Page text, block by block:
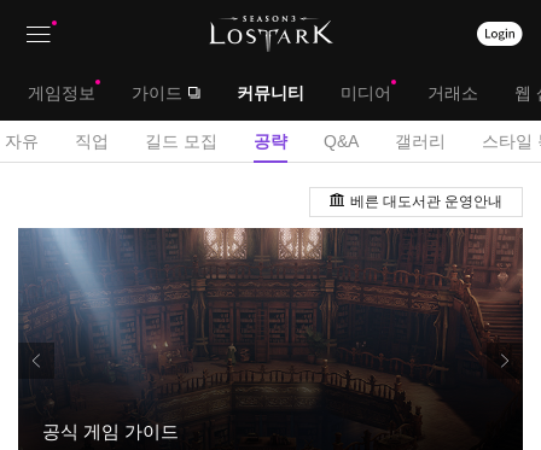
뉴
대
메
게임정보 가이드 커뮤니티 미디어 거래소 웹
서
메
뉴
자유 직업 길드 모집 공략 Q&A 갤러리 스타일
략
판
베른 대도서관 운영안내
공식 게임 가이드